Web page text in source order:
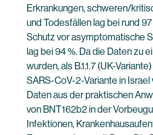
Erkrankungen, schweren/
und Todesfällen lag bei rund
Schutz vor asymptomatische
lag bei 94 %. Da die Daten zu
wurden, als B.1.1.7 (UK-
SARS-CoV-2-Variante in Israel
Daten aus der praktischen
von BNT162b2 in der
Infektionen,